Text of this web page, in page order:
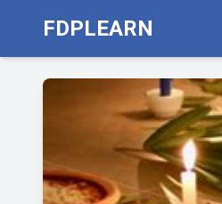
FDPLEARN